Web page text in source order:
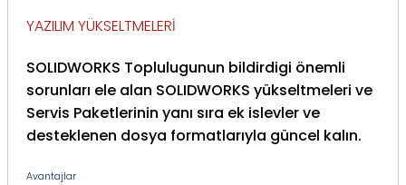
YAZILIM YÜKSELTMELERİ
SOLIDWORKS Toplulugunun bildirdigi önemli
sorunları ele alan SOLIDWORKS yükseltmeleri ve
Servis Paketlerinin yanı sıra ek islevler ve
desteklenen dosya formatlarıyla güncel kalın.
Avantajlar